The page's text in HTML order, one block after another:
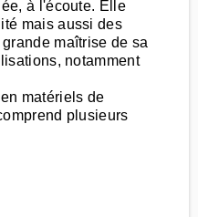
à l'écoute. Elle
mais aussi des
maîtrise de sa
notamment
matériels de
plusieurs